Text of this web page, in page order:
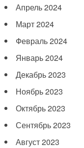
Апрель 2024
Март 2024
Февраль 2024
Январь 2024
Декабрь 2023
Ноябрь 2023
Октябрь 2023
Сентябрь 2023
Август 2023